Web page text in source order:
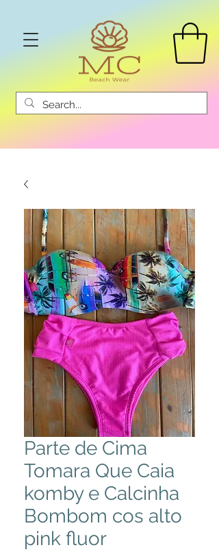
Parte de Cima
Tomara Que Caia
komby e Calcinha
Bombom cos alto
pink fluor